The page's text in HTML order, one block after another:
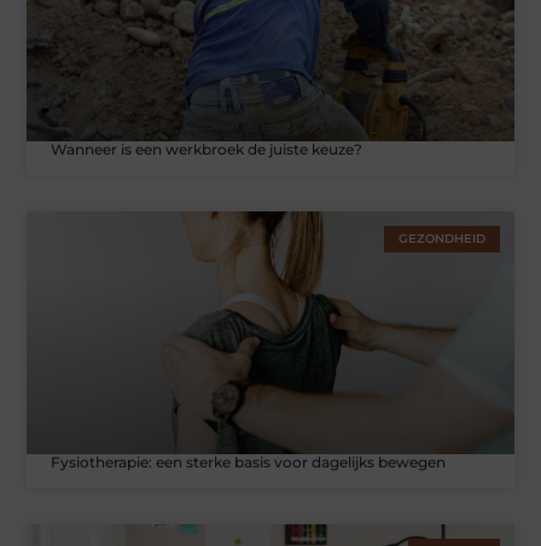
Wanneer is een werkbroek de juiste keuze?
GEZONDHEID
Fysiotherapie: een sterke basis voor dagelijks bewegen